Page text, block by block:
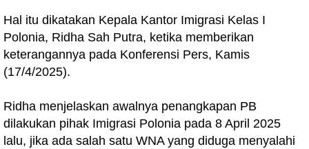
Hal itu dikatakan Kepala Kantor Imigrasi Kelas I
Polonia, Ridha Sah Putra, ketika memberikan
keterangannya pada Konferensi Pers, Kamis
(17/4/2025).
Ridha menjelaskan awalnya penangkapan PB
dilakukan pihak Imigrasi Polonia pada 8 April 2025
lalu, jika ada salah satu WNA yang diduga menyalahi